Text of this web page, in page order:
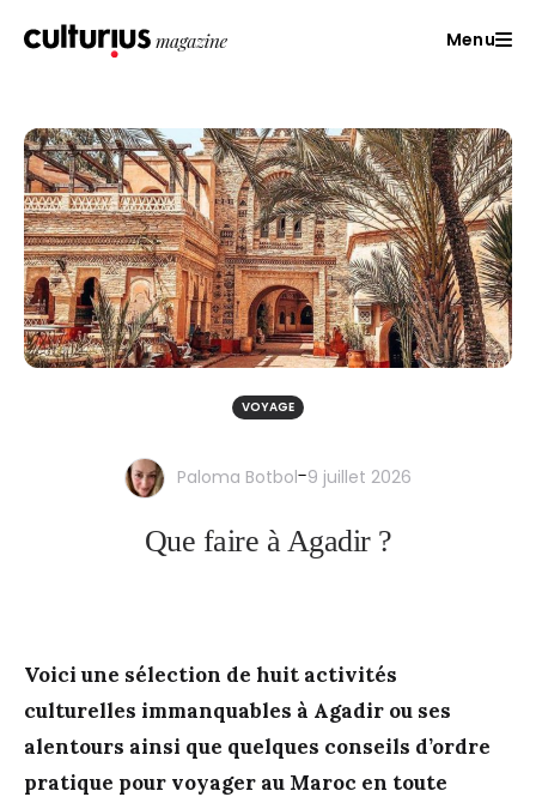
Menu
VOYAGE
Paloma Botbol-9 juillet 2026
Que faire à Agadir ?
Voici une sélection de huit activités
culturelles immanquables à Agadir ou ses
alentours ainsi que quelques conseils d’ordre
pratique pour voyager au Maroc en toute